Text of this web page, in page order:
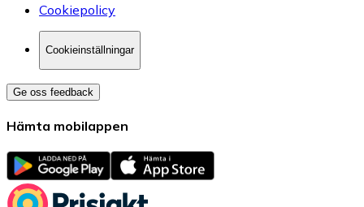
Cookiepolicy
Cookieinställningar
Ge oss feedback
Hämta mobilappen